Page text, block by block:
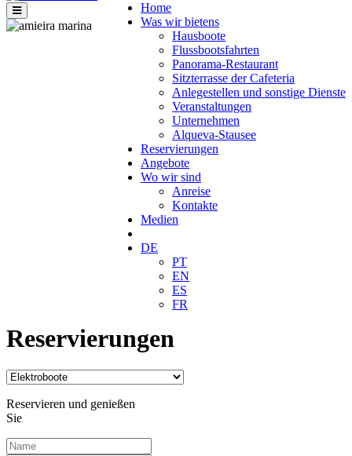
Home
Was wir bietens
Hausboote
Flussbootsfahrten
Panorama-Restaurant
Sitzterrasse der Cafeteria
Anlegestellen und sonstige Dienste
Veranstaltungen
Unternehmen
Alqueva-Stausee
Reservierungen
Angebote
Wo wir sind
Anreise
Kontakte
Medien
DE
PT
EN
ES
FR
Reservierungen
Reservieren und genießen
Sie